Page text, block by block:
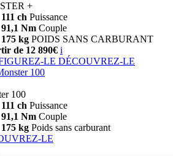
+
111 ch Puissance
91,1 Nm Couple
175 kg POIDS SANS CARBURANT
de 12 890€ i
LE DÉCOUVREZ-LE
100
100
111 ch Puissance
91,1 Nm Couple
175 kg Poids sans carburant
LE